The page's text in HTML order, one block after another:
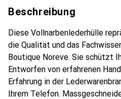
Beschreibung
Diese Vollnarbenlederhülle
die Qualität und das
Boutique Noreve. Sie schützt
Entworfen von erfahrenen
Erfahrung in der
Ihrem Telefon.